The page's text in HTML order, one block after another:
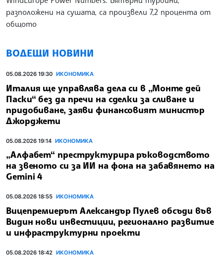
разположени на сушата, са произвели 7,2 процента от
общото
ВОДЕЩИ НОВИНИ
05.08.2026 19:30 ИКОНОМИКА
Италия ще управлява дела си в „Монте дей
Паски“ без да пречи на сделки за сливане и
придобиване, заяви финансовият министър
Джорджети
05.08.2026 19:14 ИКОНОМИКА
„Алфабет“ преструктурира ръководството
на звеното си за ИИ на фона на забавянето на
Gemini 4
05.08.2026 18:55 ИКОНОМИКА
Вицепремиерът Александър Пулев обсъди във
Видин нови инвестиции, регионално развитие
и инфраструктурни проекти
05.08.2026 18:42 ИКОНОМИКА